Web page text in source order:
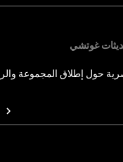
غوتشي
حول إطلاق المجموعة